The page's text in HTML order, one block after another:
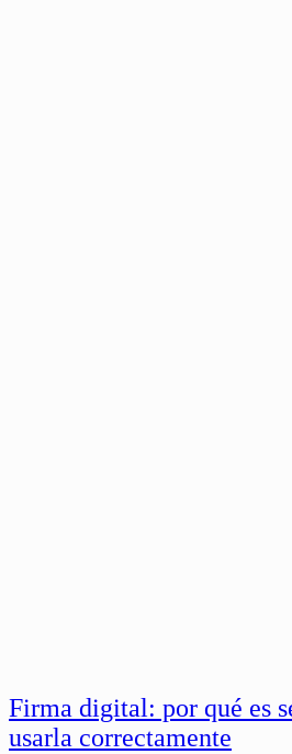
Firma digital: por qué es
usarla correctamente